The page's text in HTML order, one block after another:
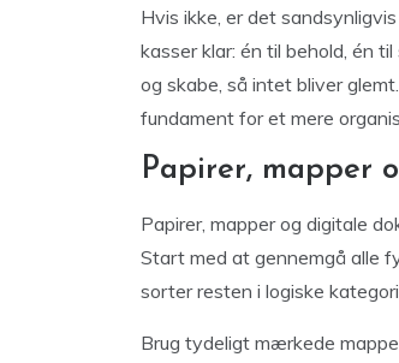
Hvis ikke, er det
kasser klar: én til behold, én
og skabe, så intet bliver
fundament for et mere
Papirer, mapper
Papirer, mapper og digitale
Start med at gennemgå alle
sorter resten i logiske
Brug tydeligt mærkede